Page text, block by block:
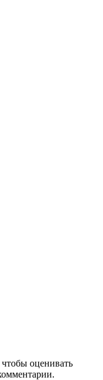
чтобы оценивать